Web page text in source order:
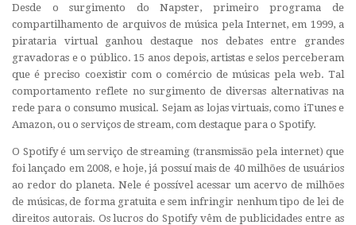
Desde o surgimento do Napster, primeiro programa de
compartilhamento de arquivos de música pela Internet, em 1999, a
pirataria virtual ganhou destaque nos debates entre grandes
gravadoras e o público. 15 anos depois, artistas e selos perceberam
que é preciso coexistir com o comércio de músicas pela web. Tal
comportamento reflete no surgimento de diversas alternativas na
rede para o consumo musical. Sejam as lojas virtuais, como iTunes e
Amazon, ou o serviços de stream, com destaque para o Spotify.
O Spotify é um serviço de streaming (transmissão pela internet) que
foi lançado em 2008, e hoje, já possuí mais de 40 milhões de usuários
ao redor do planeta. Nele é possível acessar um acervo de milhões
de músicas, de forma gratuita e sem infringir nenhum tipo de lei de
direitos autorais. Os lucros do Spotify vêm de publicidades entre as